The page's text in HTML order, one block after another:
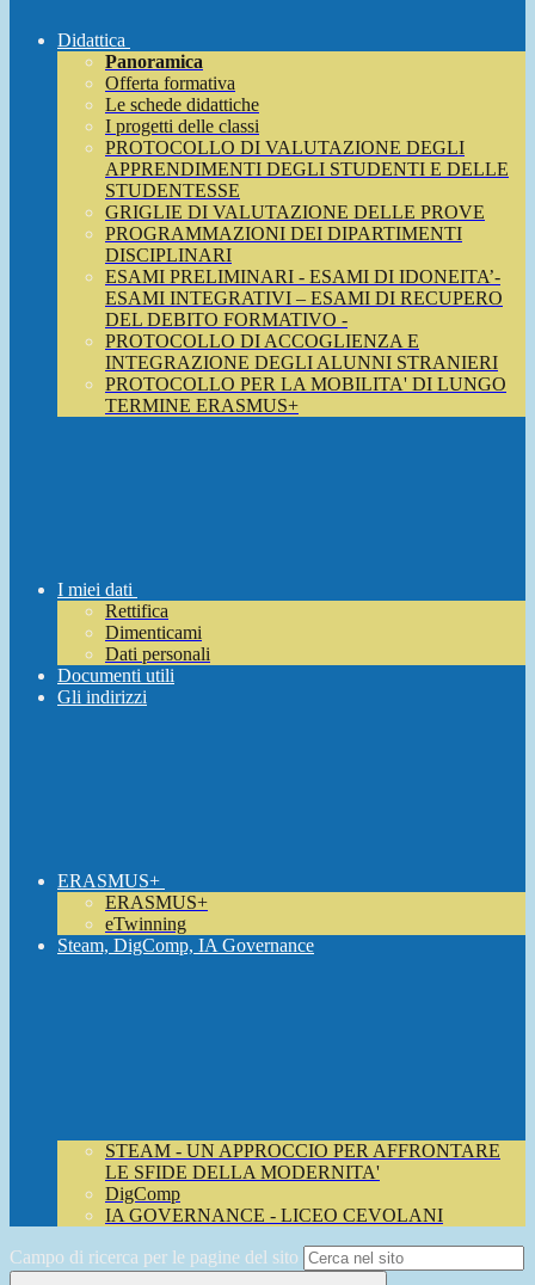
Didattica
Panoramica
Offerta formativa
Le schede didattiche
I progetti delle classi
PROTOCOLLO DI VALUTAZIONE DEGLI
APPRENDIMENTI DEGLI STUDENTI E DELLE
STUDENTESSE
GRIGLIE DI VALUTAZIONE DELLE PROVE
PROGRAMMAZIONI DEI DIPARTIMENTI
DISCIPLINARI
ESAMI PRELIMINARI - ESAMI DI IDONEITA’-
ESAMI INTEGRATIVI – ESAMI DI RECUPERO
DEL DEBITO FORMATIVO -
PROTOCOLLO DI ACCOGLIENZA E
INTEGRAZIONE DEGLI ALUNNI STRANIERI
PROTOCOLLO PER LA MOBILITA' DI LUNGO
TERMINE ERASMUS+
I miei dati
Rettifica
Dimenticami
Dati personali
Documenti utili
Gli indirizzi
ERASMUS+
ERASMUS+
eTwinning
Steam, DigComp, IA Governance
STEAM - UN APPROCCIO PER AFFRONTARE
LE SFIDE DELLA MODERNITA'
DigComp
IA GOVERNANCE - LICEO CEVOLANI
Campo di ricerca per le pagine del sito